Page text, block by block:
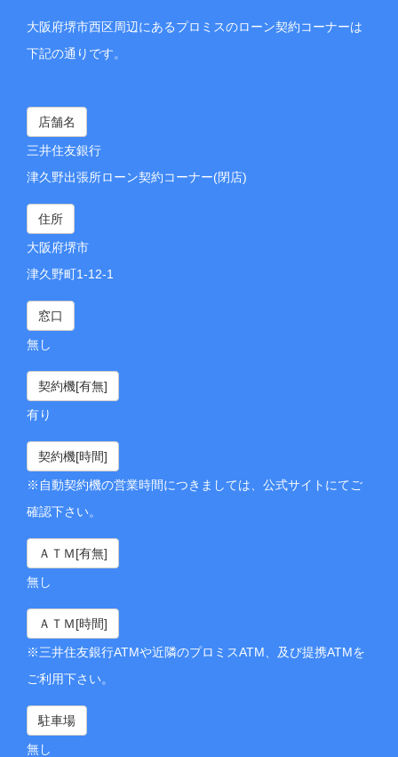
大阪府堺市西区周辺にあるプロミスのローン契約コーナーは
下記の通りです。
店舗名
三井住友銀行
津久野出張所ローン契約コーナー(閉店)
住所
大阪府堺市
津久野町1-12-1
窓口
無し
契約機[有無]
有り
契約機[時間]
※自動契約機の営業時間につきましては、公式サイトにてご
確認下さい。
ＡＴＭ[有無]
無し
ＡＴＭ[時間]
※三井住友銀行ATMや近隣のプロミスATM、及び提携ATMを
ご利用下さい。
駐車場
無し